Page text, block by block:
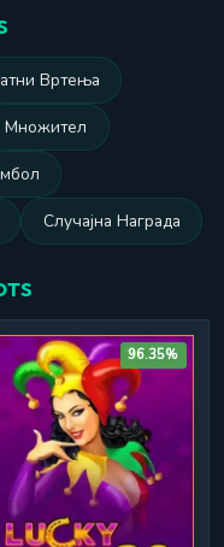
Вртења
Множител
Случајна Награда
96.35%